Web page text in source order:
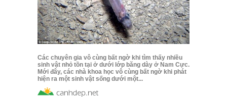
Các chuyên gia vô cùng bất ngờ khi tìm thấy nhiều
sinh vật nhỏ tồn tại ở dưới lớp băng dày ở Nam Cực.
Mới đây, các nhà khoa học vô cùng bất ngờ khi phát
hiện ra một sinh vật sống dưới một...